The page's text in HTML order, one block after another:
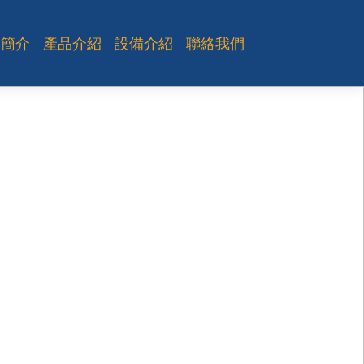
介 產品介紹 設備介紹 聯絡我們